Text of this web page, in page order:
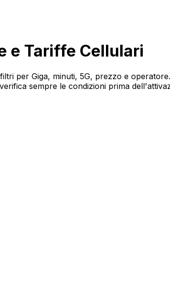
e Tariffe Cellulari
per Giga, minuti, 5G, prezzo e
sempre le condizioni prima